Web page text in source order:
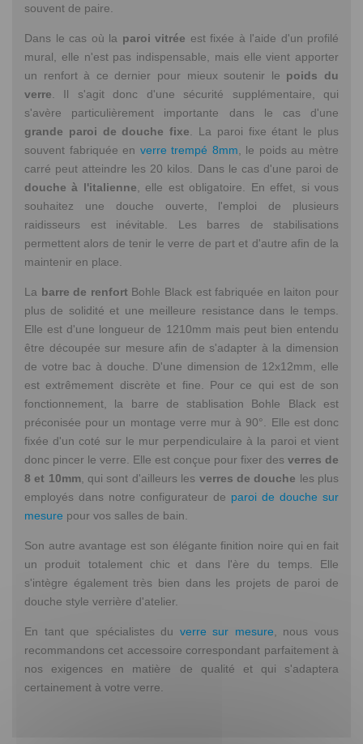
souvent de paire.
Dans le cas où la paroi vitrée est fixée à l'aide d'un profilé
mural, elle n'est pas indispensable, mais elle vient apporter
un renfort à ce dernier pour mieux soutenir le poids du
verre . Il s'agit donc d'une sécurité supplémentaire, qui
s'avère particulièrement importante dans le cas d'une
grande paroi de douche fixe . La paroi fixe étant le plus
souvent fabriquée en verre trempé 8mm , le poids au mètre
carré peut atteindre les 20 kilos. Dans le cas d'une paroi de
douche à l'italienne , elle est obligatoire. En effet, si vous
souhaitez une douche ouverte, l'emploi de plusieurs
raidisseurs est inévitable. Les barres de stabilisations
permettent alors de tenir le verre de part et d'autre afin de la
maintenir en place.
La barre de renfort Bohle Black est fabriquée en laiton pour
plus de solidité et une meilleure resistance dans le temps.
Elle est d'une longueur de 1210mm mais peut bien entendu
être découpée sur mesure afin de s'adapter à la dimension
de votre bac à douche. D'une dimension de 12x12mm, elle
est extrêmement discrète et fine. Pour ce qui est de son
fonctionnement, la barre de stablisation Bohle Black est
préconisée pour un montage verre mur à 90°. Elle est donc
fixée d'un coté sur le mur perpendiculaire à la paroi et vient
donc pincer le verre. Elle est conçue pour fixer des verres de
8 et 10mm, qui sont d'ailleurs les verres de douche les plus
employés dans notre configurateur de paroi de douche sur
mesure pour vos salles de bain.
Son autre avantage est son élégante finition noire qui en fait
un produit totalement chic et dans l'ère du temps. Elle
s'intègre également très bien dans les projets de paroi de
douche style verrière d'atelier.
En tant que spécialistes du verre sur mesure , nous vous
recommandons cet accessoire correspondant parfaitement à
nos exigences en matière de qualité et qui s'adaptera
certainement à votre verre.